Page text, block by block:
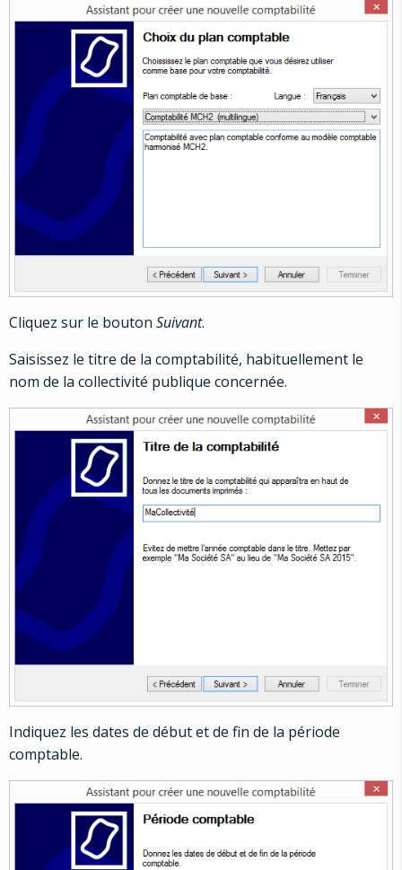
Cliquez sur le bouton Suivant.
Saisissez le titre de la comptabilité, habituellement le
nom de la collectivité publique concernée.
Indiquez les dates de début et de fin de la période
comptable.